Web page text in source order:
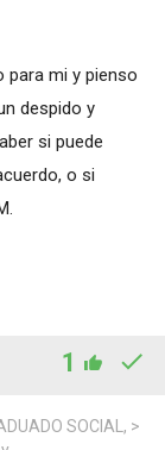
para mi y pienso
despido y
si puede
o si
1
SOCIAL, >